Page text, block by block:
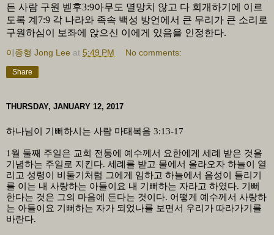
든 사람 구원 벧후3:9아무도 멸망치 않고 다 회개하기에 이르
도록 계 7:9 각 나라와 족속 백성 방언에서 큰 무리가 큰 소리로
구원하심이 보좌에 앉으신 이에게 있음을 인정한다.
이종형 Jong Lee at 5:49 PM No comments:
Share
THURSDAY, JANUARY 12, 2017
하나님이 기뻐하시는 사람 마태복음 3:13-17
1월 둘째 주일은 교회 전통에 예수께서 요한에게 세례 받은 것을
기념하는 주일로 지킨다. 세례를 받고 물에서 올라오자 하늘이 열
리고 성령이 비둘기처럼 그에게 임하고 하늘에서 음성이 들리기
를 이는 내 사랑하는 아들이요 내 기뻐하는 자라고 하였다. 기뻐
한다는 것은 그의 마음에 든다는 것이다. 어떻게 예수께서 사랑하
는 아들이요 기뻐하는 자가 되었나를 보면서 우리가 따라가기를
바란다.